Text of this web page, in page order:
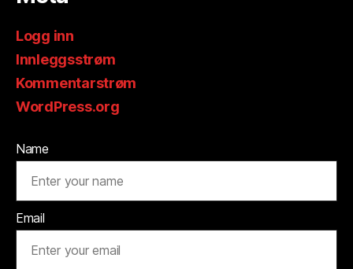
Logg inn
Innleggsstrøm
Kommentarstrøm
WordPress.org
Name
Email